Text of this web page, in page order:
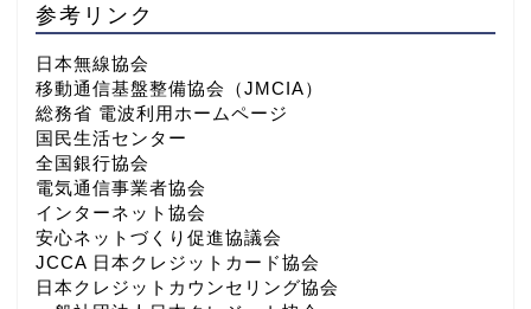
参考リンク
日本無線協会
移動通信基盤整備協会（JMCIA）
総務省 電波利用ホームページ
国民生活センター
全国銀行協会
電気通信事業者協会
インターネット協会
安心ネットづくり促進協議会
JCCA 日本クレジットカード協会
日本クレジットカウンセリング協会